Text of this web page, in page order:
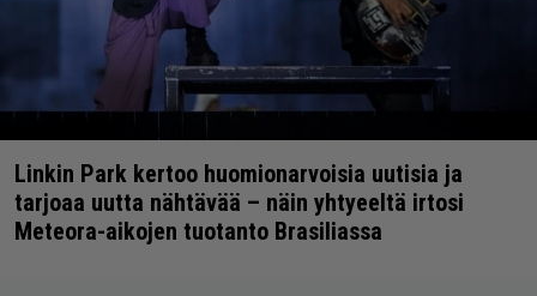
Linkin Park kertoo huomionarvoisia uutisia ja
tarjoaa uutta nähtävää – näin yhtyeeltä irtosi
Meteora-aikojen tuotanto Brasiliassa